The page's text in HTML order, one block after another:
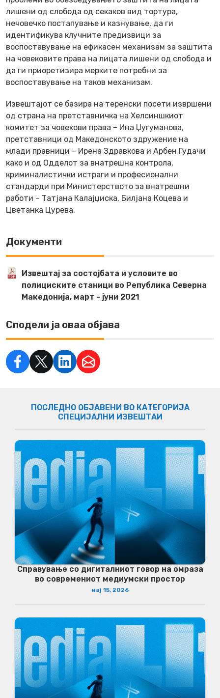
лишени од слобода од секаков вид тортура,
нечовечко постапување и казнување, да ги
идентификува клучните предизвици за
воспоставување на ефикасен механизам за заштита
на човековите права на лицата лишени од слобода и
да ги приоретизира мерките потребни за
воспоставување на таков механизам.
Извештајот се базира на теренски посети извршени
од страна на претставничка на Хелсиншкиот
комитет за човекови права – Ина Џугуманова,
претставници од Македонското здружение на
млади правници – Ирена Здравкова и Арбен Гудачи
како и од Одделот за внатрешна контрола,
криминалистички истраги и професионални
стандарди при Министерството за внатрешни
работи – Татјана Калајџиска, Билјана Коцева и
Цветанка Цурева.
Документи
Извештај за состојбата и условите вo
полициските станици вo Република Северна
Македонија, март - јуни 2021
Сподели ја оваа објава
ПОСЛЕДНО ОБЈАВЕНИ ВО КАТЕГОРИЈА
СПЕЦИЈАЛНИ ИЗВЕШТАИ
Справување со дигиталниот говор на омраза
во современиот медиумски простор
мај 15, 2026